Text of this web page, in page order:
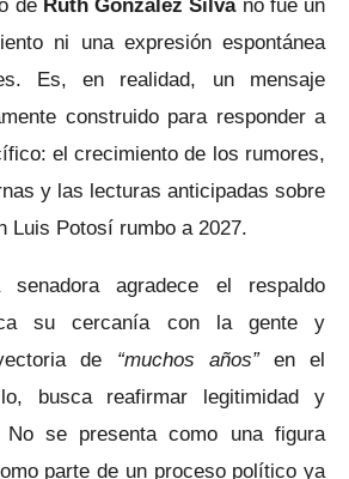
de Ruth González Silva no fue un
ni una expresión espontánea
Es, en realidad, un mensaje
construido para responder a
el crecimiento de los rumores,
y las lecturas anticipadas sobre
Luis Potosí rumbo a 2027.
agradece el respaldo
su cercanía con la gente y
de
“muchos años”
en el
busca reafirmar legitimidad y
No se presenta como una figura
parte de un proceso político ya